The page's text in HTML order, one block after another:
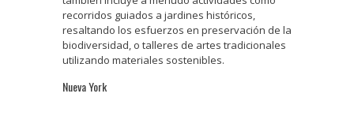
recorridos guiados a jardines históricos,
resaltando los esfuerzos en preservación de la
biodiversidad, o talleres de artes tradicionales
utilizando materiales sostenibles.
Nueva York